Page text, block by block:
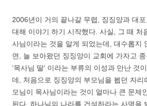
2006년이 거의 끝나갈 무렵, 징징양과 대
대해 이야기 하기 시작했다. 사실, 그 때 처
사님이라는 것을 알게 되었는데, 대수롭지
면, 늘 보아왔던 징징양이 교회에 가자고
‘목사님 딸’ 이라는 부류의 이성과 만난 것
데, 처음으로 징징양의 부모님을 뵙던 자리
모님이 목사님이라는 것이 얼마나 큰 문제
된다. 하나님의 나라를 건설하라는 사명을